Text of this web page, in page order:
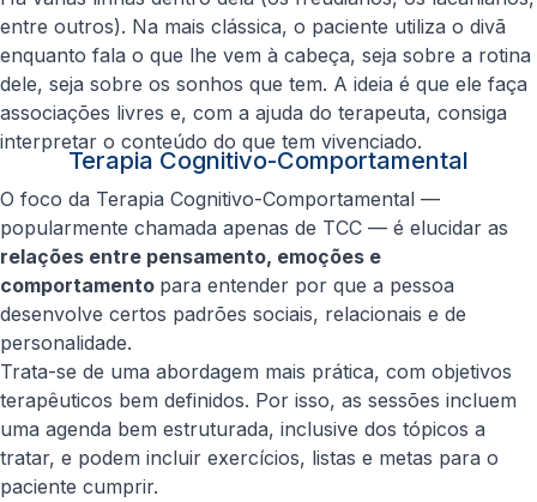
entre outros). Na mais clássica, o paciente utiliza o divã
enquanto fala o que lhe vem à cabeça, seja sobre a rotina
dele, seja sobre os sonhos que tem. A ideia é que ele faça
associações livres e, com a ajuda do terapeuta, consiga
interpretar o conteúdo do que tem vivenciado.
Terapia Cognitivo-Comportamental
O foco da Terapia Cognitivo-Comportamental —
popularmente chamada apenas de TCC — é elucidar as
relações entre pensamento, emoções e
comportamento para entender por que a pessoa
desenvolve certos padrões sociais, relacionais e de
personalidade.
Trata-se de uma abordagem mais prática, com objetivos
terapêuticos bem definidos. Por isso, as sessões incluem
uma agenda bem estruturada, inclusive dos tópicos a
tratar, e podem incluir exercícios, listas e metas para o
paciente cumprir.